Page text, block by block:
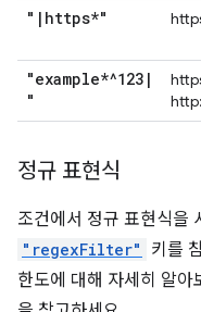
" | https*"
"example*^123 |
"
정규 표현식
조건에서 정규 표현식을
"regexFilter"
키를
한도에 대해 자세히 알아